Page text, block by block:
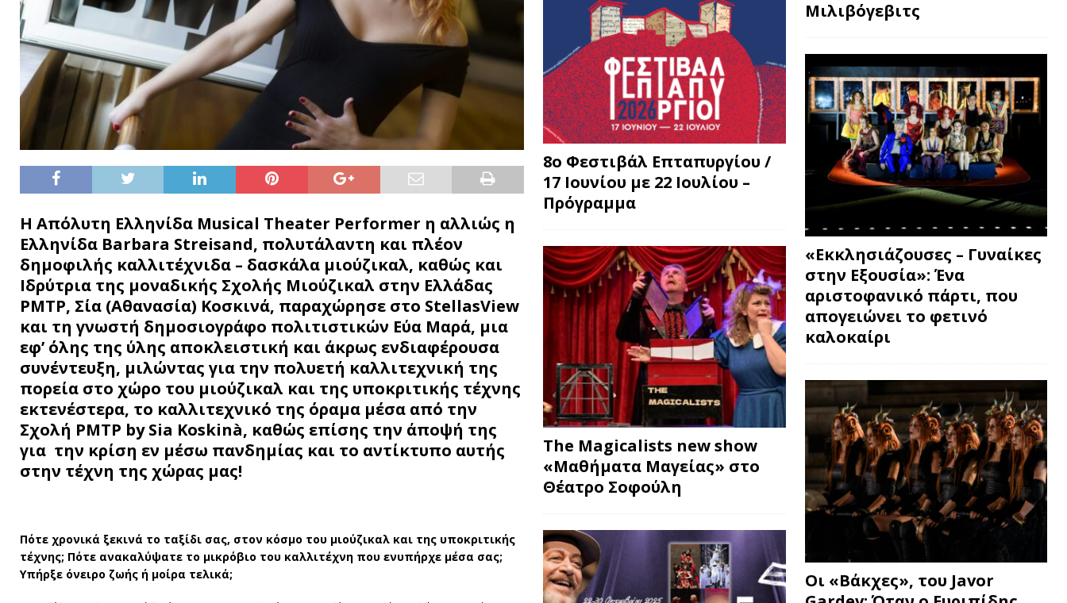
Η Απόλυτη Ελληνίδα Musical Theater Performer η αλλιώς η
Ελληνίδα Barbara Streisand, πολυτάλαντη και πλέον
δημοφιλής καλλιτέχνιδα – δασκάλα μιούζικαλ, καθώς και
Ιδρύτρια της μοναδικής Σχολής Μιούζικαλ στην Ελλάδας
PMTP, Σία (Αθανασία) Κοσκινά, παραχώρησε στο StellasView
και τη γνωστή δημοσιογράφο πολιτιστικών Εύα Μαρά, μια
εφ’ όλης της ύλης αποκλειστική και άκρως ενδιαφέρουσα
συνέντευξη, μιλώντας για την πολυετή καλλιτεχνική της
πορεία στο χώρο του μιούζικαλ και της υποκριτικής τέχνης
εκτενέστερα, το καλλιτεχνικό της όραμα μέσα από την
Σχολή PMTP by Sia Koskinà, καθώς επίσης την άποψή της
για την κρίση εν μέσω πανδημίας και το αντίκτυπο αυτής
στην τέχνη της χώρας μας!
Πότε χρονικά ξεκινά το ταξίδι σας, στον κόσμο του μιούζικαλ και της υποκριτικής
τέχνης; Πότε ανακαλύψατε το μικρόβιο του καλλιτέχνη που ενυπήρχε μέσα σας;
Υπήρξε όνειρο ζωής ή μοίρα τελικά;
8o Φεστιβάλ Επταπυργίου /
17 Ιουνίου με 22 Ιουλίου –
Πρόγραμμα
The Magicalists new show
«Μαθήματα Μαγείας» στο
Θέατρο Σοφούλη
Μιλιβόγεβιτς
«Εκκλησιάζουσες – Γυναίκες
στην Εξουσία»: Ένα
αριστοφανικό πάρτι, που
απογειώνει το φετινό
καλοκαίρι
Οι «Βάκχες», του Javor